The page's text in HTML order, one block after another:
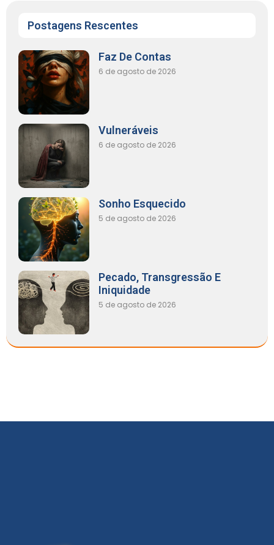
Postagens Rescentes
Faz De Contas
6 de agosto de 2026
Vulneráveis
6 de agosto de 2026
Sonho Esquecido
5 de agosto de 2026
Pecado, Transgressão E
Iniquidade
5 de agosto de 2026